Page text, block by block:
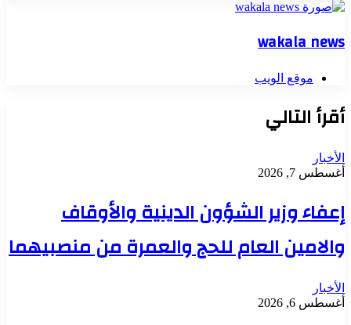
wakala news
موقع الويب
أقرأ التالي
الأخبار
أغسطس 7, 2026
إعفاء وزير الشؤون الدينية والأوقاف
والامين العام للحج والعمرة من منصبيهما
الأخبار
أغسطس 6, 2026